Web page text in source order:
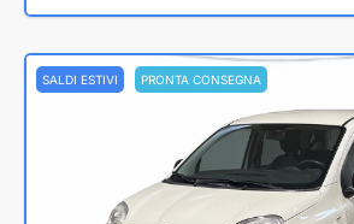
SALDI ESTIVI PRONTA CONSEGNA